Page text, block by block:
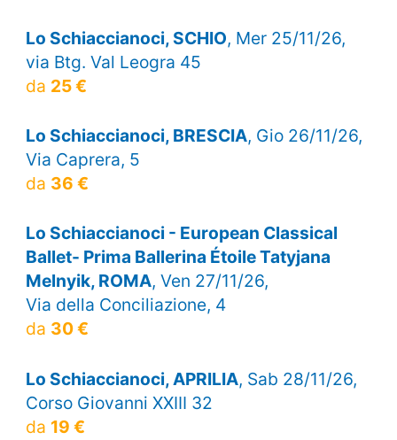
Lo Schiaccianoci, SCHIO, Mer 25/11/26,
via Btg. Val Leogra 45
da 25 €
Lo Schiaccianoci, BRESCIA, Gio 26/11/26,
Via Caprera, 5
da 36 €
Lo Schiaccianoci - European Classical
Ballet- Prima Ballerina Étoile Tatyjana
Melnyik, ROMA, Ven 27/11/26,
Via della Conciliazione, 4
da 30 €
Lo Schiaccianoci, APRILIA, Sab 28/11/26,
Corso Giovanni XXIII 32
da 19 €